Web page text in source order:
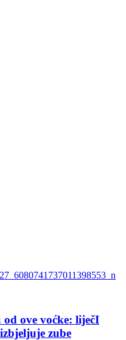
ove voćke: liječI
zube